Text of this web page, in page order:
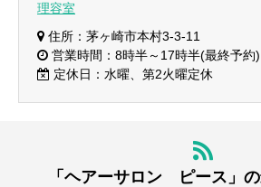
理容室
住所：茅ヶ崎市本村3-3-11
営業時間：8時半～17時半(最終予約)
定休日：水曜、第2火曜定休
「ヘアーサロン ピース」